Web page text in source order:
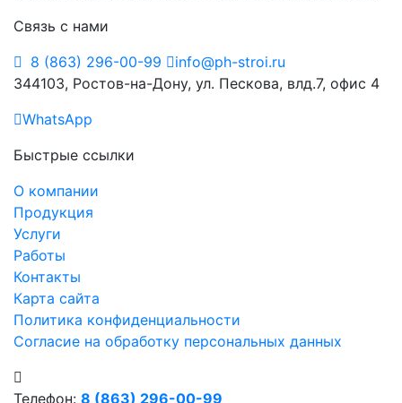
Связь с нами
8 (863) 296-00-99
info@ph-stroi.ru
344103, Ростов-на-Дону, ул. Пескова, влд.7, офис 4
WhatsApp
Быстрые ссылки
О компании
Продукция
Услуги
Работы
Контакты
Карта сайта
Политика конфиденциальности
Согласие на обработку персональных данных
Телефон: 8 (863) 296-00-99